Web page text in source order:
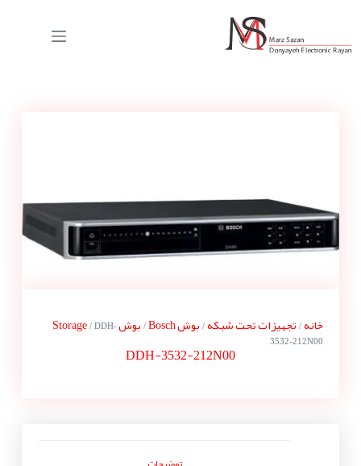
خانه/ تجهیزات تحت شبکه/ بوش Bosch / بوش Storage/ DDH-
3532-212N00
DDH-3532-212N00